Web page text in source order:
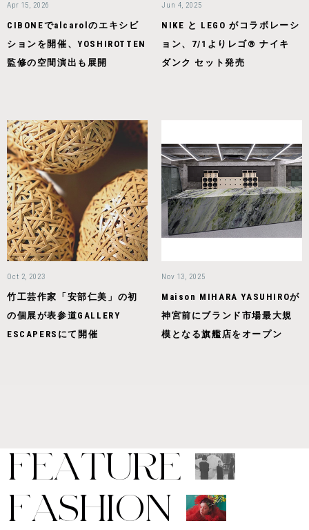
Apr 15, 2026
CIBONEでalcarolのエキシビ
ションを開催、YOSHIROTTEN
監修の空間演出も展開
Jun 4, 2025
NIKE と LEGO がコラボレーシ
ョン、7/1よりレゴ® ナイキ
ダンク セット発売
Oct 2, 2023
竹工芸作家「安部仁美」の初
の個展が表参道GALLERY
ESCAPERSにて開催
Nov 13, 2025
Maison MIHARA YASUHIROが
神宮前にブランド市場最大規
模となる旗艦店をオープン
FEATURE
FASHION